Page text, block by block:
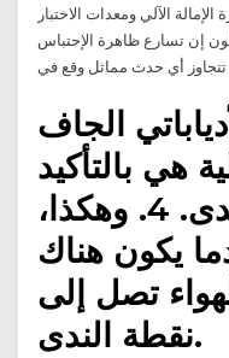
الآلي ومعدات الاختبار
إن تسارع ظاهرة الإحتباس
أي حدث مماثل وقع في
الجاف
هي بالتأكيد
أعلى من نقطة الندى. 4. وهكذا،
يكون هناك
تصل إلى
نقطة الندى.